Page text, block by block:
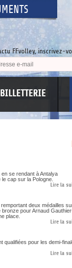
FFvolley, inscrivez-
BILLETTERIE
en se rendant à Antalya
cap sur la Pologne.
Lire la
deux médailles
bronze pour Arnaud
place.
Lire la
qualifiées pour les demi-
Lire la